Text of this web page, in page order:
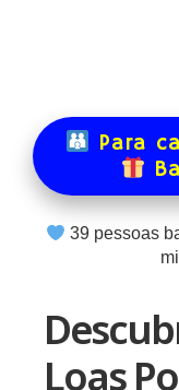
Para
39pessoas
Loas